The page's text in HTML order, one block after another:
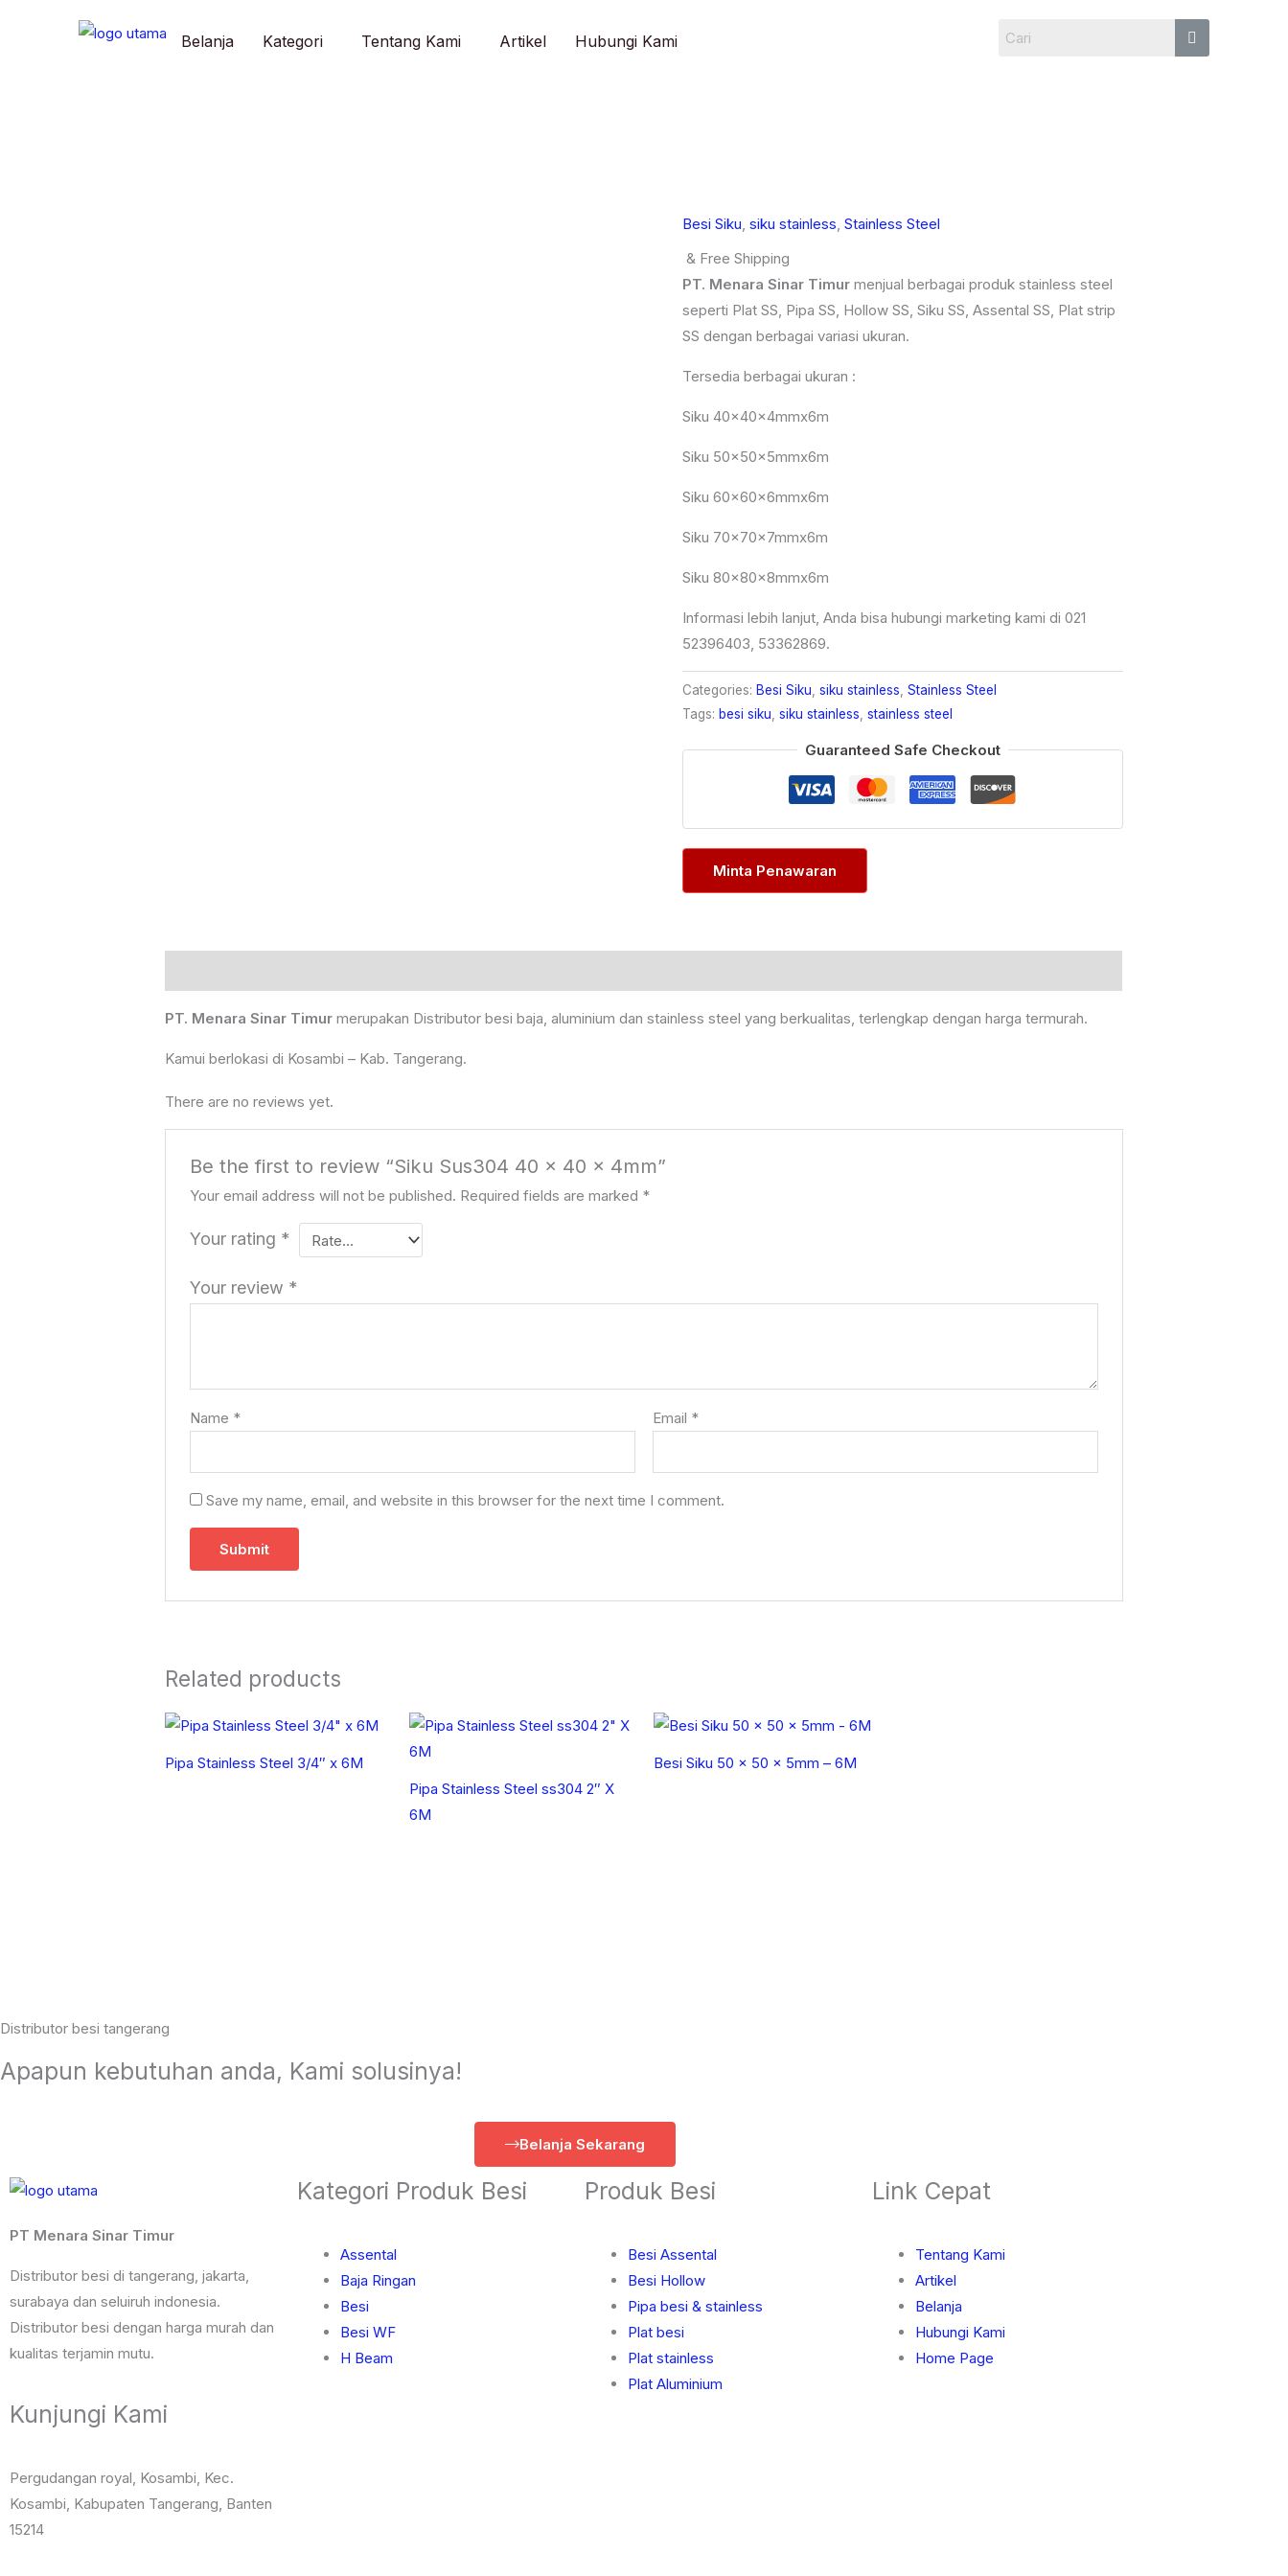
Belanja Kategori Tentang Kami Artikel Hubungi Kami
Besi Siku, siku stainless, Stainless Steel
& Free Shipping
PT. Menara Sinar Timur menjual berbagai produk stainless steel
seperti Plat SS, Pipa SS, Hollow SS, Siku SS, Assental SS, Plat strip
SS dengan berbagai variasi ukuran.
Tersedia berbagai ukuran :
Siku 40x40x4mmx6m
Siku 50x50x5mmx6m
Siku 60x60x6mmx6m
Siku 70x70x7mmx6m
Siku 80x80x8mmx6m
Informasi lebih lanjut, Anda bisa hubungi marketing kami di 021
52396403, 53362869.
Categories: Besi Siku siku stainless Stainless Steel
Tags: besi siku siku stainless stainless steel
Guaranteed Safe Checkout
Minta Penawaran
PT. Menara Sinar Timur merupakan Distributor besi baja, aluminium dan stainless steel yang berkualitas, terlengkap dengan harga termurah.
Kamui berlokasi di Kosambi – Kab. Tangerang.
There are no reviews yet.
Be the first to review “Siku Sus304 40 x 40 x 4mm”
Your email address will not be published. Required fields are marked *
Your rating *
Your review *
Name * Email *
Save my name, email, and website in this browser for the next time I comment.
Related products
Pipa Stainless Steel 3/4″ x 6M
Pipa Stainless Steel ss304 2″ X
6M
Besi Siku 50 x 50 x 5mm – 6M
Distributor besi tangerang
Apapun kebutuhan anda, Kami solusinya!
Belanja Sekarang
PT Menara Sinar Timur
Distributor besi di tangerang, jakarta,
surabaya dan seluiruh indonesia.
Distributor besi dengan harga murah dan
kualitas terjamin mutu.
Kunjungi Kami
Pergudangan royal, Kosambi, Kec.
Kosambi, Kabupaten Tangerang, Banten
15214
Kategori Produk Besi
Assental
Baja Ringan
Besi
Besi WF
H Beam
Produk Besi
Besi Assental
Besi Hollow
Pipa besi & stainless
Plat besi
Plat stainless
Plat Aluminium
Link Cepat
Tentang Kami
Artikel
Belanja
Hubungi Kami
Home Page